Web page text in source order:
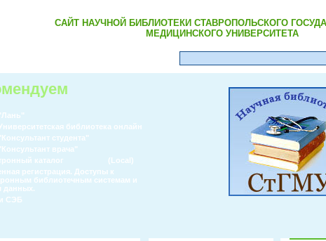
САЙТ НАУЧНОЙ БИБЛИОТЕКИ СТАВРОПОЛЬСКОГО
МЕДИЦИНСКОГО УНИВЕРСИТЕТА
библиотека онлайн
студента"
врача"
каталог
(Local)
регистрация. Доступы к
библиотечным системам и
данных.
СЭБ